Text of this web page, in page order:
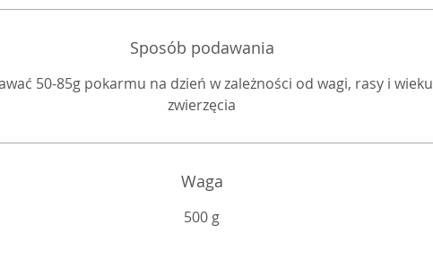
Sposób podawania
50-85g pokarmu na dzień w zależności od wagi, rasy i wieku
zwierzęcia
Waga
500 g